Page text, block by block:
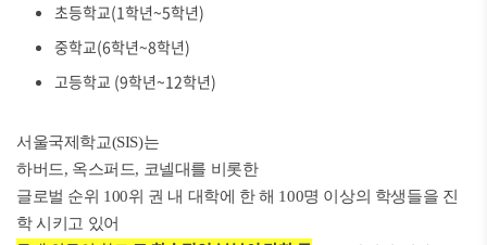
초등학교(1학년~5학년)
중학교(6학년~8학년)
고등학교 (9학년~12학년)
​서울국제학교(SIS)는
하버드, 옥스퍼드, 코넬대를 비롯한
글로벌 순위 100위 권 내 대학에 한 해 100명 이상의 학생들을 진
학 시키고 있어